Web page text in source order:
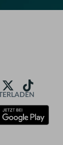
Store
on Google Play